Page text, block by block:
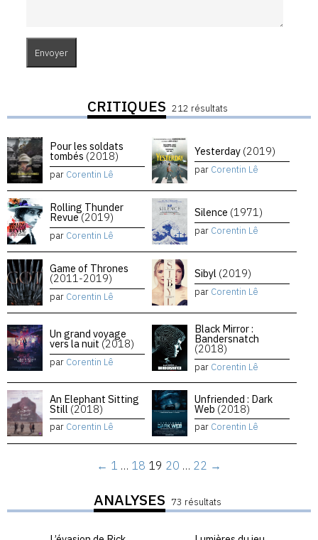
CRITIQUES 212 résultats
Pour les soldats
tombés (2018)
par Corentin Lê
Yesterday (2019)
par Corentin Lê
Rolling Thunder
Revue(2019)
par Corentin Lê
Silence (1971)
par Corentin Lê
Game of Thrones
(2011-2019)
par Corentin Lê
Sibyl (2019)
par Corentin Lê
Un grand voyage
vers la nuit (2018)
par Corentin Lê
Black Mirror :
Bandersnatch
(2018)
par Corentin Lê
An Elephant Sitting
Still (2018)
par Corentin Lê
Unfriended : Dark
Web (2018)
par Corentin Lê
← 1 … 18 19 20 … 22 →
ANALYSES 73 résultats